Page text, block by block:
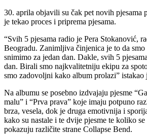
30. aprila objavili su čak pet novih pjesama
je tekao proces i priprema pjesama.
“Svih 5 pjesama radio je Pera Stokanović,
Beogradu. Zanimljiva činjenica je to da
snimimo za jedan dan. Dakle, svih 5
dan. Birali smo najkvalitetniju ekipu za
smo zadovoljni kako album prolazi” istakao
Na albumu se posebno izdvajaju pjesme
malu” i “Prva prava” koje imaju potpuno
brza, vesela, dok je druga emotivnija i
kako su nastale i te dvije pjesme te koliko
pokazuju različite strane Collapse Bend.